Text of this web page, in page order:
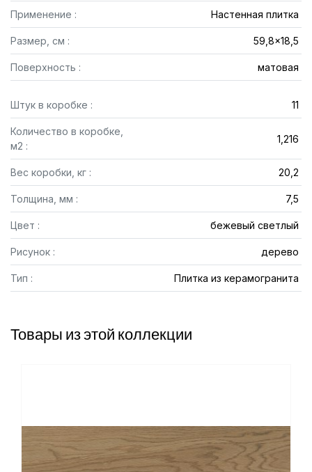
Применение : Настенная плитка
Размер, см : 59,8x18,5
Поверхность : матовая
Штук в коробке : 11
Количество в коробке,
м2 :
1,216
Вес коробки, кг : 20,2
Толщина, мм : 7,5
Цвет : бежевый светлый
Рисунок : дерево
Тип : Плитка из керамогранита
Товары из этой коллекции